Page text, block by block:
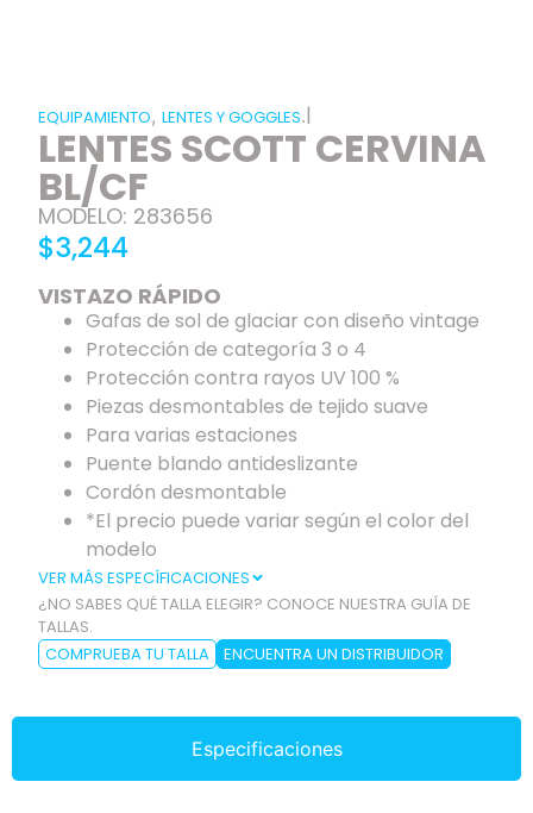
EQUIPAMIENTO, LENTES Y GOGGLES.|
LENTES SCOTT CERVINA
BL/CF
MODELO: 283656
$3,244
VISTAZO RÁPIDO
Gafas de sol de glaciar con diseño vintage
Protección de categoría 3 o 4
Protección contra rayos UV 100 %
Piezas desmontables de tejido suave
Para varias estaciones
Puente blando antideslizante
Cordón desmontable
*El precio puede variar según el color del
modelo
VER MÁS ESPECÍFICACIONES
¿NO SABES QUÉ TALLA ELEGIR? CONOCE NUESTRA GUÍA DE
TALLAS.
COMPRUEBA TU TALLA
ENCUENTRA UN DISTRIBUIDOR
Especificaciones